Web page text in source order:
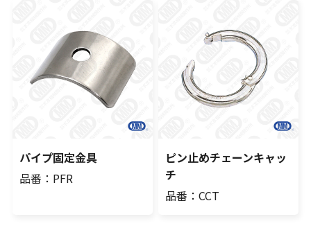
パイプ固定金具
品番：PFR
ピン止めチェーンキャッ
チ
品番：CCT